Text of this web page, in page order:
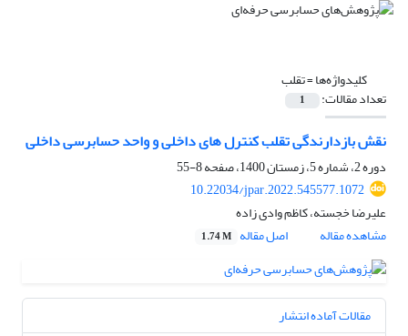
کلیدواژه‌ها =تقلب
تعداد مقالات: 1
نقش بازدارندگی تقلب کنترل های داخلی و واحد حسابرسی داخلی
دوره 2، شماره 5، زمستان 1400، صفحه
8-55
10.22034/jpar.2022.545577.1072
علیرضا خجسته، کاظم وادی زاده
مشاهده مقاله
اصل مقاله 1.74 M
مقالات آماده انتشار